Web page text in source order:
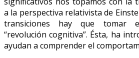
a la perspectiva relativista de
transiciones hay que tomar
“revolución cognitiva”. Ésta, ha
ayudan a comprender el